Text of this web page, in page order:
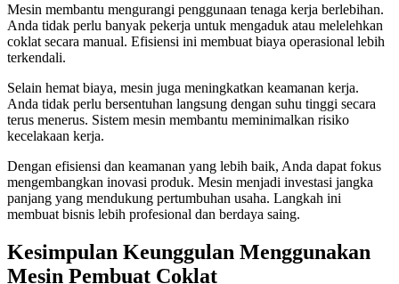
Mesin membantu mengurangi penggunaan tenaga kerja berlebihan.
Anda tidak perlu banyak pekerja untuk mengaduk atau melelehkan
coklat secara manual. Efisiensi ini membuat biaya operasional lebih
terkendali.
Selain hemat biaya, mesin juga meningkatkan keamanan kerja.
Anda tidak perlu bersentuhan langsung dengan suhu tinggi secara
terus menerus. Sistem mesin membantu meminimalkan risiko
kecelakaan kerja.
Dengan efisiensi dan keamanan yang lebih baik, Anda dapat fokus
mengembangkan inovasi produk. Mesin menjadi investasi jangka
panjang yang mendukung pertumbuhan usaha. Langkah ini
membuat bisnis lebih profesional dan berdaya saing.
Kesimpulan Keunggulan Menggunakan
Mesin Pembuat Coklat